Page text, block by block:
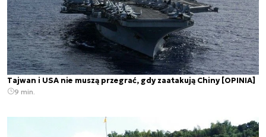
Tajwan i USA nie muszą przegrać, gdy zaatakują Chiny [OPINIA]
9 min.